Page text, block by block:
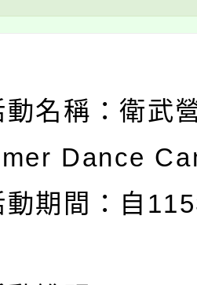
名稱：衛武
Dance
期間：自115